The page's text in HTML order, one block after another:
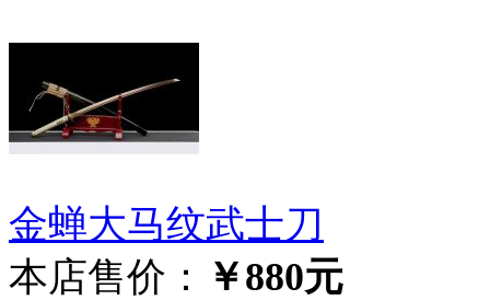
金蝉大马纹武士刀
本店售价： ￥880元